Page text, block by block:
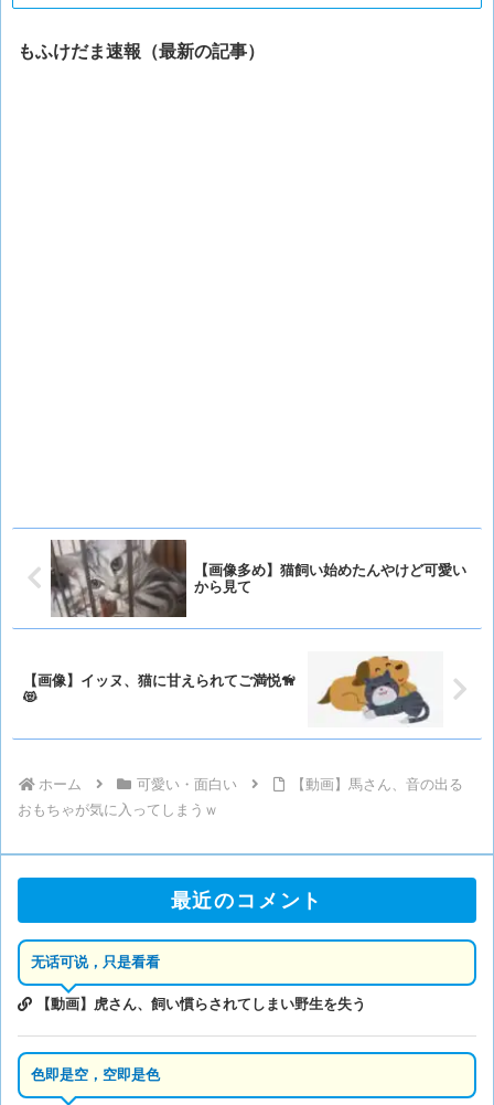
もふけだま速報（最新の記事）
【画像多め】猫飼い始めたんやけど可愛い
から見て
【画像】イッヌ、猫に甘えられてご満悦🦮
😻
ホーム 可愛い・面白い
【動画】馬さん、音の出る
おもちゃが気に入ってしまうｗ
最近のコメント
无话可说，只是看看
【動画】虎さん、飼い慣らされてしまい野生を失う
色即是空，空即是色